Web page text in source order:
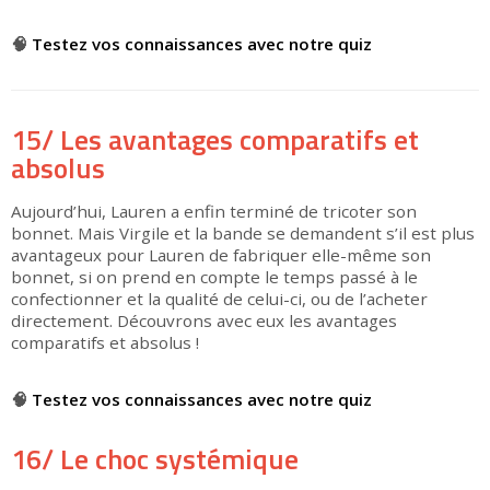
🧠 Testez vos connaissances avec notre quiz
15/ Les avantages comparatifs et
absolus
Aujourd’hui, Lauren a enfin terminé de tricoter son
bonnet. Mais Virgile et la bande se demandent s’il est plus
avantageux pour Lauren de fabriquer elle-même son
bonnet, si on prend en compte le temps passé à le
confectionner et la qualité de celui-ci, ou de l’acheter
directement. Découvrons avec eux les avantages
comparatifs et absolus !
🧠 Testez vos connaissances avec notre quiz
16/ Le choc systémique